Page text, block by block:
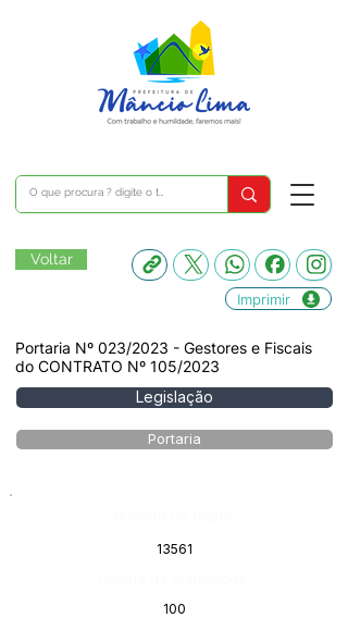
Voltar
Imprimir
Portaria Nº 023/2023 - Gestores e Fiscais
do CONTRATO Nº 105/2023
Legislação
Portaria
13561
100